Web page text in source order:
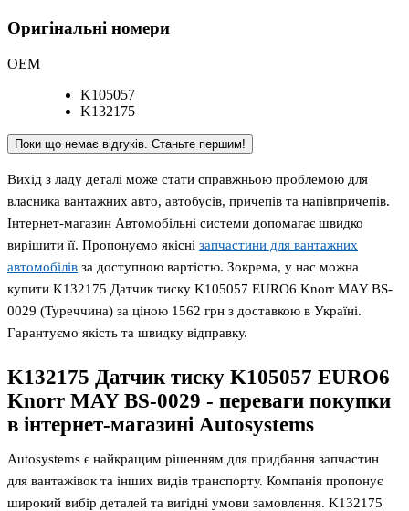
Оригінальні номери
OEM
K105057
K132175
Поки що немає відгуків. Станьте першим!
Вихід з ладу деталі може стати справжньою проблемою для
власника вантажних авто, автобусів, причепів та напівпричепів.
Інтернет-магазин Автомобільні системи допомагає швидко
вирішити її. Пропонуємо якісні запчастини для вантажних
автомобілів за доступною вартістю. Зокрема, у нас можна
купити K132175 Датчик тиску K105057 EURO6 Knorr MAY BS-
0029 (Туреччина) за ціною 1562 грн з доставкою в Україні.
Гарантуємо якість та швидку відправку.
K132175 Датчик тиску K105057 EURO6
Knorr MAY BS-0029 - переваги покупки
в інтернет-магазині Autosystems
Autosystems є найкращим рішенням для придбання запчастин
для вантажівок та інших видів транспорту. Компанія пропонує
широкий вибір деталей та вигідні умови замовлення. K132175